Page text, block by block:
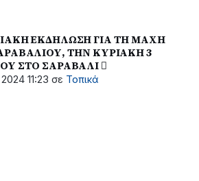
ΕΚΔΗΛΩΣΗ ΓΙΑ ΤΗ ΜΑΧΗ
ΤΗΝ ΚΥΡΙΑΚΗ 3
ΜΑΡΤΙΟΥ ΣΤΟ ΣΑΡΑΒΑΛΙ 
11:23 σε Τοπικά